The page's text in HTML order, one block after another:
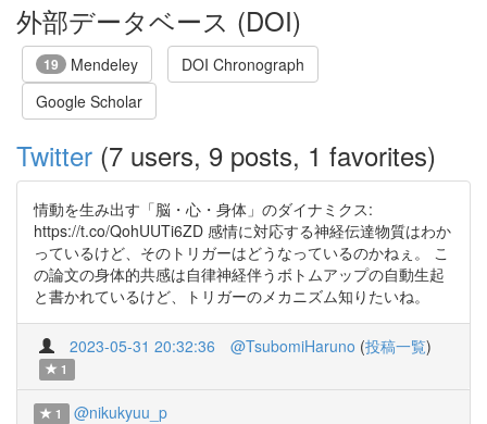
外部データベース (DOI)
19 Mendeley
DOI Chronograph
Google Scholar
Twitter (7 users, 9 posts, 1 favorites)
情動を生み出す「脳・心・身体」のダイナミクス:
https://t.co/QohUUTi6ZD 感情に対応する神経伝達物質はわか
っているけど、そのトリガーはどうなっているのかねぇ。 こ
の論文の身体的共感は自律神経伴うボトムアップの自動生起
と書かれているけど、トリガーのメカニズム知りたいね。
2023-05-31 20:32:36 @TsubomiHaruno (投稿一覧)
1
1 @nikukyuu_p